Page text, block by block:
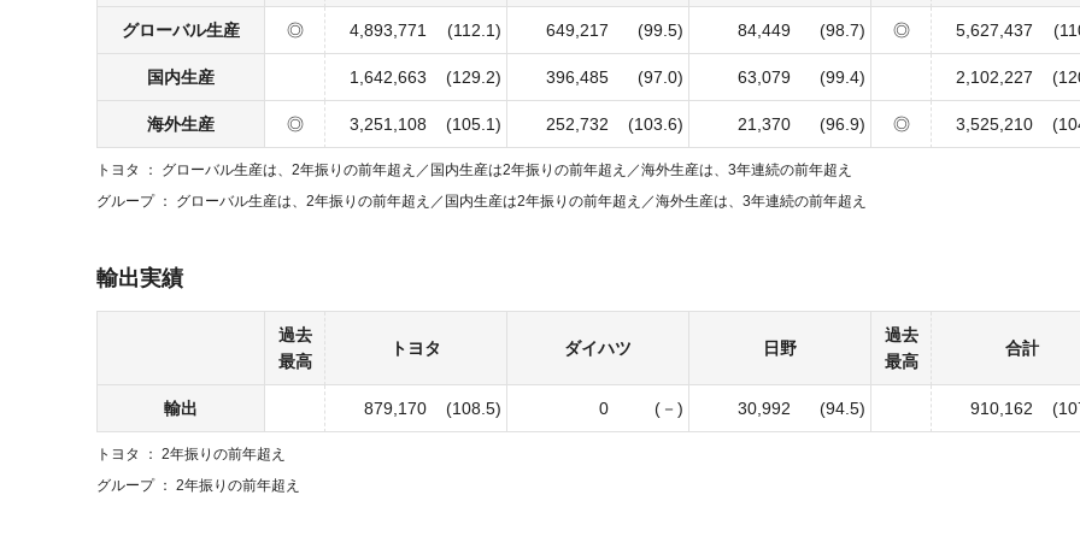
グローバル生産 ◎ 4,893,771 (112.1) 649,217 (99.5) 84,449 (98.7) ◎ 5,627,437
国内生産 1,642,663 (129.2) 396,485 (97.0) 63,079 (99.4) 2,102,227
海外生産 ◎ 3,251,108 (105.1) 252,732 (103.6) 21,370 (96.9) ◎ 3,525,210
トヨタ グローバル生産は、2年振りの前年超え／ 国内生産は2年振りの前年超え／海外生産は、3年連続の前年超え
グループ
グローバル生産は、2年振りの前年超え／ 国内生産は2年振りの前年超え／海外生産は、3年連続の前年超え
輸出実績
過去
最高
トヨタ ダイハツ 日野
過去
最高
合計
輸出 879,170 (108.5) 0 (－) 30,992 (94.5) 910,162
トヨタ
2年振りの前年超え
グループ
2年振りの前年超え